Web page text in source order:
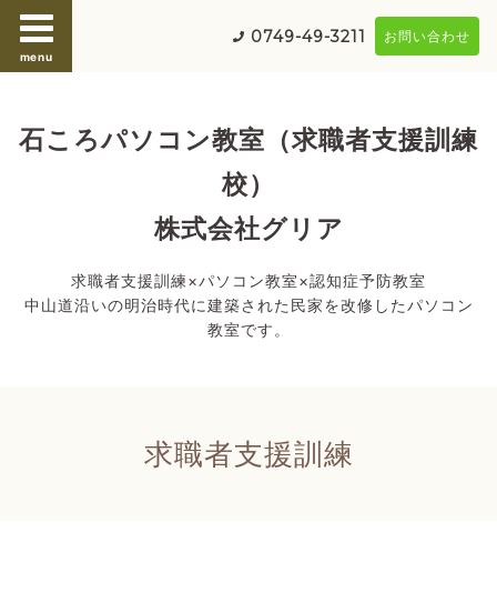
menu
0749-49-3211 お問い合わせ
石ころパソコン教室（求職者支援訓練
校）
株式会社グリア
求職者支援訓練×パソコン教室×認知症予防教室
中山道沿いの明治時代に建築された民家を改修したパソコン
教室です。
求職者支援訓練